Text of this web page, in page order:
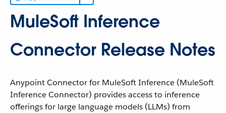
MuleSoft Inference
Connector Release Notes
Anypoint Connector for MuleSoft Inference (MuleSoft
Inference Connector) provides access to inference
offerings for large language models (LLMs) from